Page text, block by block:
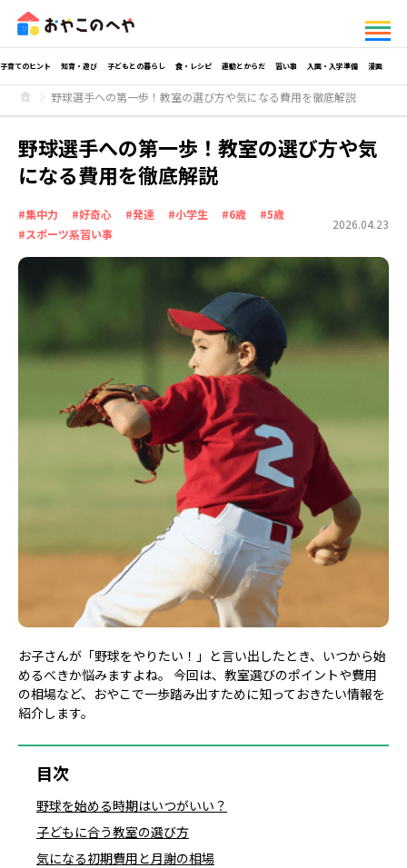
子育てのヒント 知育・遊び 子どもとの暮らし 食・レシピ 運動とからだ 習い事 入園・入学準備 漫画
野球選手への第一歩！教室の選び方や気になる費用を徹底解説
野球選手への第一歩！教室の選び方や気
になる費用を徹底解説
#集中力 #好奇心 #発達 #小学生 #6歳
#5歳
#スポーツ系習い事
2026.04.23
お子さんが「野球をやりたい！」と言い出したとき、いつから始
めるべきか悩みますよね。 今回は、教室選びのポイントや費用
の相場など、おやこで一歩踏み出すために知っておきたい情報を
紹介します。
目次
野球を始める時期はいつがいい？
子どもに合う教室の選び方
気になる初期費用と月謝の相場